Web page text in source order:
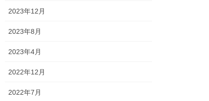
2023年12月
2023年8月
2023年4月
2022年12月
2022年7月